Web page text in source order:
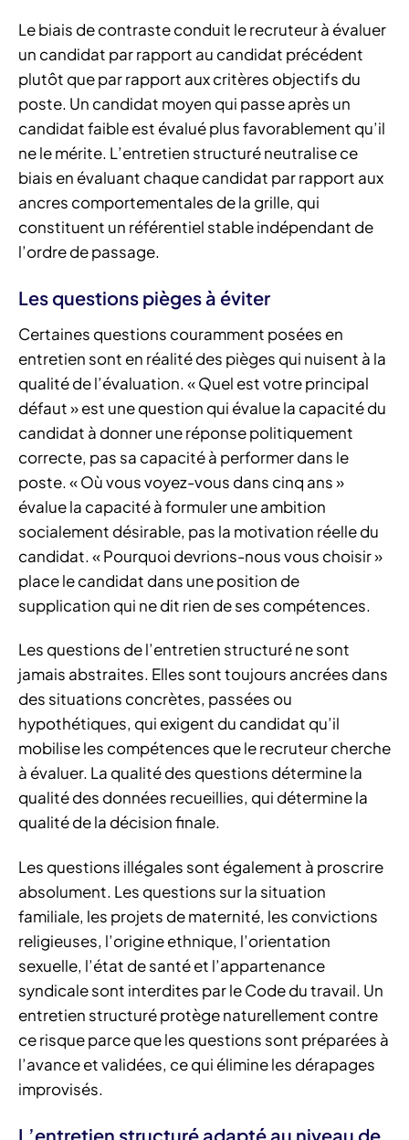
Le biais de contraste conduit le recruteur à évaluer
un candidat par rapport au candidat précédent
plutôt que par rapport aux critères objectifs du
poste. Un candidat moyen qui passe après un
candidat faible est évalué plus favorablement qu’il
ne le mérite. L’entretien structuré neutralise ce
biais en évaluant chaque candidat par rapport aux
ancres comportementales de la grille, qui
constituent un référentiel stable indépendant de
l’ordre de passage.
Les questions pièges à éviter
Certaines questions couramment posées en
entretien sont en réalité des pièges qui nuisent à la
qualité de l’évaluation. « Quel est votre principal
défaut » est une question qui évalue la capacité du
candidat à donner une réponse politiquement
correcte, pas sa capacité à performer dans le
poste. « Où vous voyez-vous dans cinq ans »
évalue la capacité à formuler une ambition
socialement désirable, pas la motivation réelle du
candidat. « Pourquoi devrions-nous vous choisir »
place le candidat dans une position de
supplication qui ne dit rien de ses compétences.
Les questions de l’entretien structuré ne sont
jamais abstraites. Elles sont toujours ancrées dans
des situations concrètes, passées ou
hypothétiques, qui exigent du candidat qu’il
mobilise les compétences que le recruteur cherche
à évaluer. La qualité des questions détermine la
qualité des données recueillies, qui détermine la
qualité de la décision finale.
Les questions illégales sont également à proscrire
absolument. Les questions sur la situation
familiale, les projets de maternité, les convictions
religieuses, l’origine ethnique, l’orientation
sexuelle, l’état de santé et l’appartenance
syndicale sont interdites par le Code du travail. Un
entretien structuré protège naturellement contre
ce risque parce que les questions sont préparées à
l’avance et validées, ce qui élimine les dérapages
improvisés.
L’entretien structuré adapté au niveau de